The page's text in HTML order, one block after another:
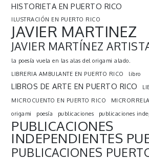
HISTORIETA EN PUERTO RICO
ILUSTRACIÓN EN PUERTO RICO
JAVIER MARTINEZ
JAVIER MARTÍNEZ
la poesía vuela en las alas del origami alado.
LIBRERIA AMBULANTE EN PUERTO RICO
libro
LIBROS DE ARTE EN PUERTO RICO
MICROCUENTO EN PUERTO RICO
origami
poesía publicaciones publicaciones
PUBLICACIONES
INDEPENDIENTES
PUBLICACIONES